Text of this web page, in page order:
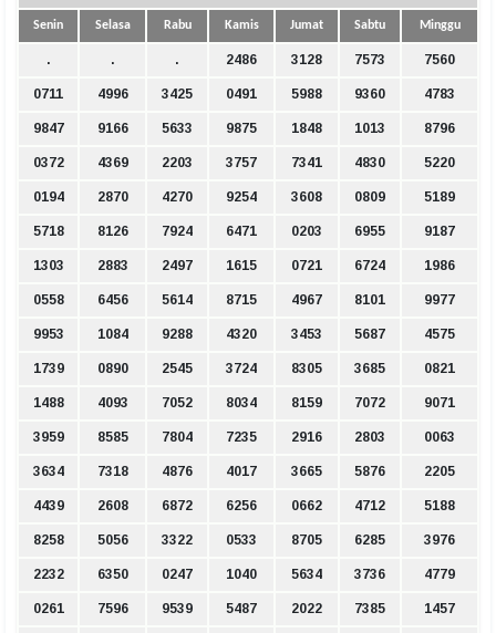
Senin Selasa Rabu Kamis Jumat Sabtu Minggu
. . . 2486 3128 7573 7560
0711 4996 3425 0491 5988 9360 4783
9847 9166 5633 9875 1848 1013 8796
0372 4369 2203 3757 7341 4830 5220
0194 2870 4270 9254 3608 0809 5189
5718 8126 7924 6471 0203 6955 9187
1303 2883 2497 1615 0721 6724 1986
0558 6456 5614 8715 4967 8101 9977
9953 1084 9288 4320 3453 5687 4575
1739 0890 2545 3724 8305 3685 0821
1488 4093 7052 8034 8159 7072 9071
3959 8585 7804 7235 2916 2803 0063
3634 7318 4876 4017 3665 5876 2205
4439 2608 6872 6256 0662 4712 5188
8258 5056 3322 0533 8705 6285 3976
2232 6350 0247 1040 5634 3736 4779
0261 7596 9539 5487 2022 7385 1457